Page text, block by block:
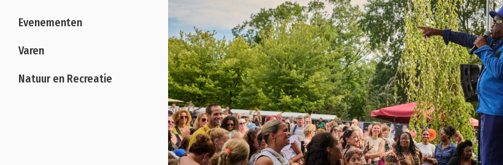
Evenementen
Varen
Natuur en Recreatie